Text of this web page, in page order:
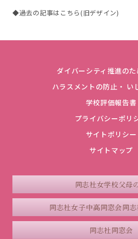
◆過去の記事はこちら(旧デザイン)
ダイバーシティ推進の
ハラスメントの防止・ い
学校評価報告書
プライバシーポリ
サイトポリシー
サイトマップ
同志社女学校父母
同志社女子中高同窓会同
同志社同窓会